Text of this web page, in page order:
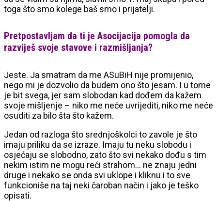
toga što smo kolege baš smo i prijatelji.
Pretpostavljam da ti je Asocijacija pomogla da
razviješ svoje stavove i razmišljanja?
Jeste. Ja smatram da me ASuBiH nije promijenio,
nego mi je dozvolio da budem ono što jesam. I u tome
je bit svega, jer sam slobodan kad dođem da kažem
svoje mišljenje – niko me neće uvrijediti, niko me neće
osuditi za bilo šta što kažem.
Jedan od razloga što srednjoškolci to zavole je što
imaju priliku da se izraze. Imaju tu neku slobodu i
osjećaju se slobodno, zato što svi nekako dođu s tim
nekim istim ne mogu reći strahom… ne znaju jedni
druge i nekako se onda svi uklope i kliknu i to sve
funkcioniše na taj neki čaroban način i jako je teško
opisati.